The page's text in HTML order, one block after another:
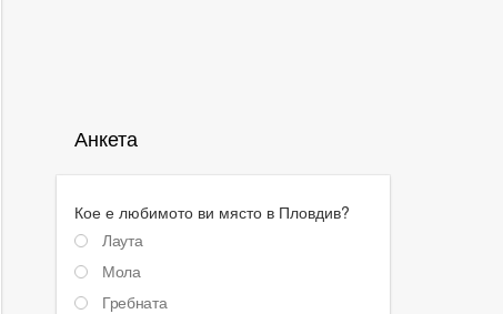
Анкета
Кое е любимото ви място в Пловдив?
Лаута
Мола
Гребната